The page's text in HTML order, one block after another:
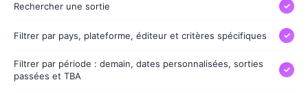
Rechercher une sortie ✓
Filtrer par pays, plateforme, éditeur et critères spécifiques ✓
Filtrer par période : demain, dates personnalisées, sorties
passées et TBA
✓